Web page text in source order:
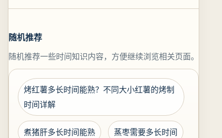
随机推荐
随机推荐一些时间知识内容，方便继续浏览相关页面。
烤红薯多长时间能熟？不同大小红薯的烤制
时间详解
煮猪肝多长时间能熟 蒸枣需要多长时间